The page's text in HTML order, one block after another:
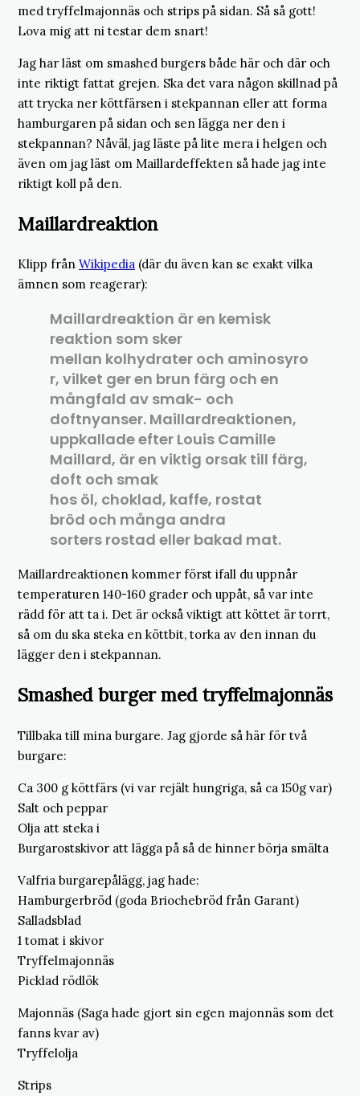
med tryffelmajonnäs och strips på sidan. Så så gott!
Lova mig att ni testar dem snart!
Jag har läst om smashed burgers både här och där och
inte riktigt fattat grejen. Ska det vara någon skillnad på
att trycka ner köttfärsen i stekpannan eller att forma
hamburgaren på sidan och sen lägga ner den i
stekpannan? Nåväl, jag läste på lite mera i helgen och
även om jag läst om Maillardeffekten så hade jag inte
riktigt koll på den.
Maillardreaktion
Klipp från Wikipedia (där du även kan se exakt vilka
ämnen som reagerar):
Maillardreaktion är en kemisk
reaktion som sker
mellan kolhydrater och aminosyro
r, vilket ger en brun färg och en
mångfald av smak- och
doftnyanser. Maillardreaktionen,
uppkallade efter Louis Camille
Maillard, är en viktig orsak till färg,
doft och smak
hos öl, choklad, kaffe, rostat
bröd och många andra
sorters rostad eller bakad mat.
Maillardreaktionen kommer först ifall du uppnår
temperaturen 140-160 grader och uppåt, så var inte
rädd för att ta i. Det är också viktigt att köttet är torrt,
så om du ska steka en köttbit, torka av den innan du
lägger den i stekpannan.
Smashed burger med tryffelmajonnäs
Tillbaka till mina burgare. Jag gjorde så här för två
burgare:
Ca 300 g köttfärs (vi var rejält hungriga, så ca 150g var)
Salt och peppar
Olja att steka i
Burgarostskivor att lägga på så de hinner börja smälta
Valfria burgarepålägg, jag hade:
Hamburgerbröd (goda Briochebröd från Garant)
Salladsblad
1 tomat i skivor
Tryffelmajonnäs
Picklad rödlök
Majonnäs (Saga hade gjort sin egen majonnäs som det
fanns kvar av)
Tryffelolja
Strips